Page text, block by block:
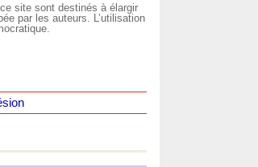
site sont destinés à élargir
par les auteurs. L’utilisation